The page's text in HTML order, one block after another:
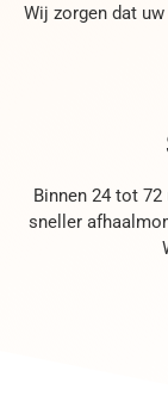
Wij zorgen dat
Binnen 24 tot
sneller